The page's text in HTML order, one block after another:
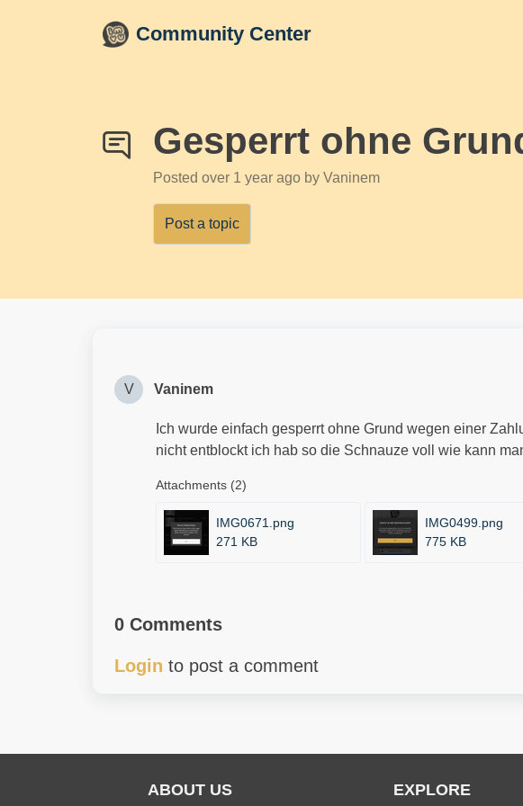
Community Center
Gesperrt ohne
Posted over 1 year ago by Vaninem
Post a topic
V Vaninem
Ich wurde einfach gesperrt ohne Grund wegen einer
nicht entblockt ich hab so die Schnauze voll wie kann
Attachments (2)
IMG0671.png
271 KB
IMG0499.png
775 KB
0 Comments
Login to post a comment
ABOUT US EXPLORE